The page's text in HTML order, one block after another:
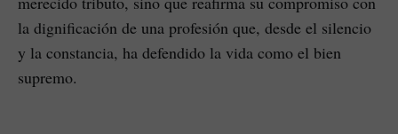
la dignificación de una profesión que, desde el silencio
y la constancia, ha defendido la vida como el bien
supremo.